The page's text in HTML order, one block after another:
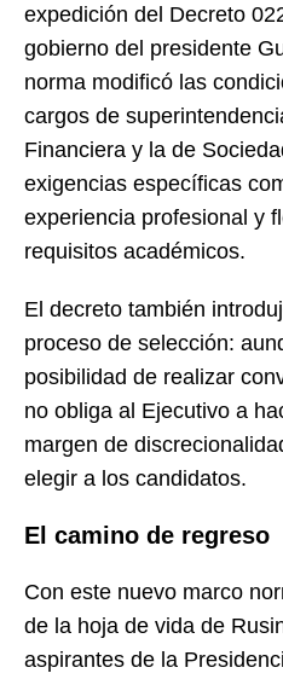
expedición del Decreto
gobierno del presidente
norma modificó las
cargos de
Financiera y la de
exigencias específicas
experiencia profesional y
requisitos académicos.
El decreto también
proceso de selección:
posibilidad de realizar
no obliga al Ejecutivo a
margen de
elegir a los candidatos.
El camino de regreso
Con este nuevo marco
de la hoja de vida de
aspirantes de la